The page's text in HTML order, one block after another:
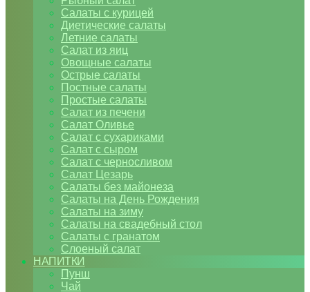
Салаты с курицей
Диетические салаты
Летние салаты
Салат из яиц
Овощные салаты
Острые салаты
Постные салаты
Простые салаты
Салат из печени
Салат Оливье
Салат с сухариками
Салат с сыром
Салат с черносливом
Салат Цезарь
Салаты без майонеза
Салаты на День Рождения
Салаты на зиму
Салаты на свадебный стол
Салаты с гранатом
Слоеный салат
НАПИТКИ
Пунш
Чай